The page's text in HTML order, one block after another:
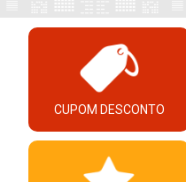
CUPOM DESCONTO